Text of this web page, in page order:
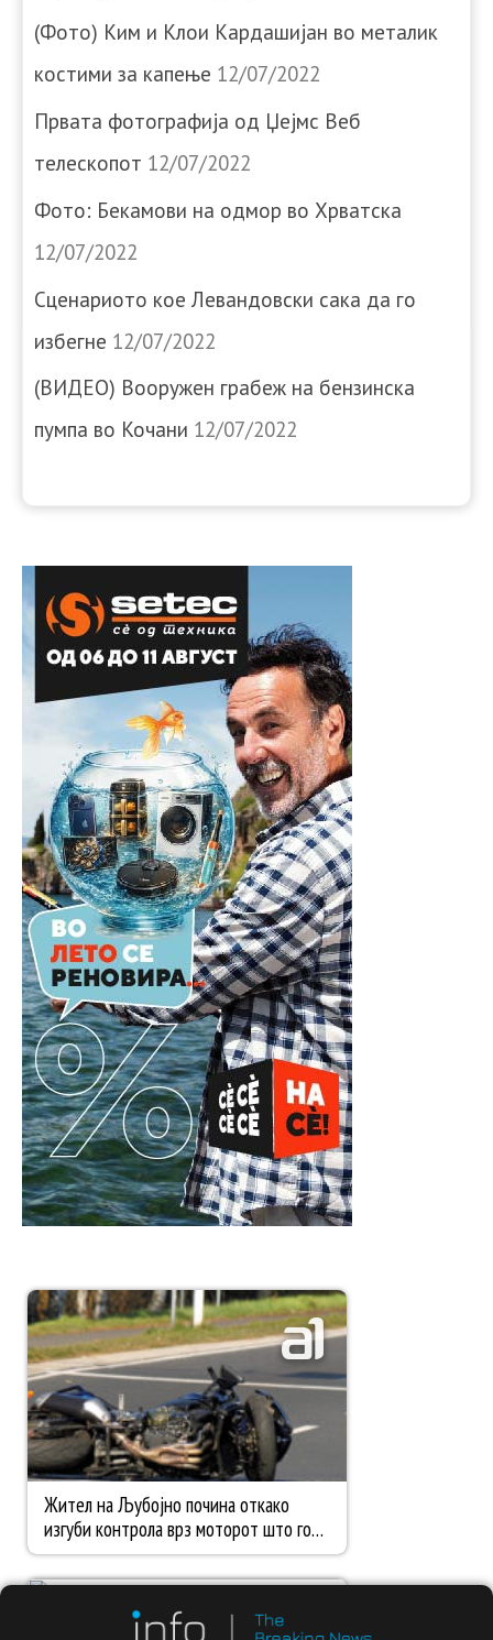
(Фото) Ким и Клои Кардашијан во металик
костими за капење 12/07/2022
Првата фотографија од Џејмс Веб
телескопот 12/07/2022
Фото: Бекамови на одмор во Хрватска
12/07/2022
Сценариото кое Левандовски сака да го
избегне 12/07/2022
(ВИДЕО) Вооружен грабеж на бензинска
пумпа во Кочани 12/07/2022